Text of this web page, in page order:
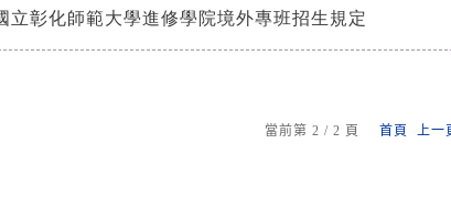
立彰化師範大學進修學院境外專班招生規定
當前第 2 / 2 頁 首頁 上一